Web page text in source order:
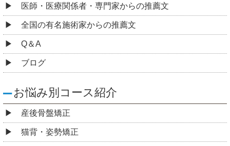
医師・医療関係者・専門家からの推薦文
全国の有名施術家からの推薦文
Q＆A
ブログ
お悩み別コース紹介
産後骨盤矯正
猫背・姿勢矯正